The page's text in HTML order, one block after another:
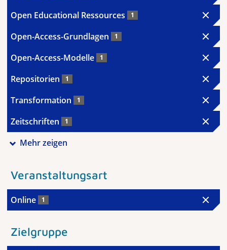
Open Educational Ressources 1
Open-Access-Grundlagen 1
Open-Access-Modelle 1
Repositorien 1
Transformation 1
Zeitschriften 1
Mehr zeigen
Veranstaltungsart
Online 1
Zielgruppe